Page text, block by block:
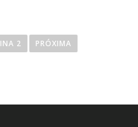
2 PRÓXIMA